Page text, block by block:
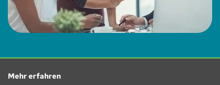
Mehr erfahren